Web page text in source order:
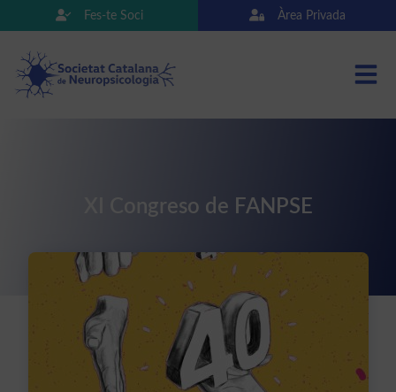
Fes-te Soci Àrea Privada
XI Congreso de FANPSE